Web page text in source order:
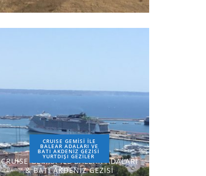
CRUISE GEMİSİ İLE
BALEAR ADALARI VE
BATI AKDENİZ GEZİSİ
YURTDIŞI GEZILER
CRUISE GEMİSİ İLE BALEAR ADALARI
& BATI AKDENİZ GEZİSİ